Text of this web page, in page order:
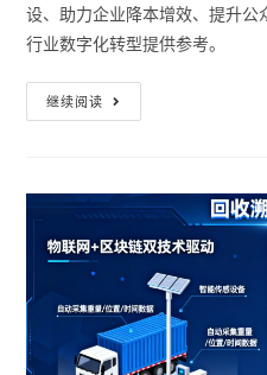
设、助力企业降本增效、提升
行业数字化转型提供参考。
继续阅读